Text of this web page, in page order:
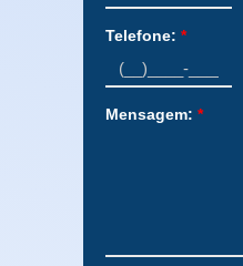
Telefone: *
Mensagem: *